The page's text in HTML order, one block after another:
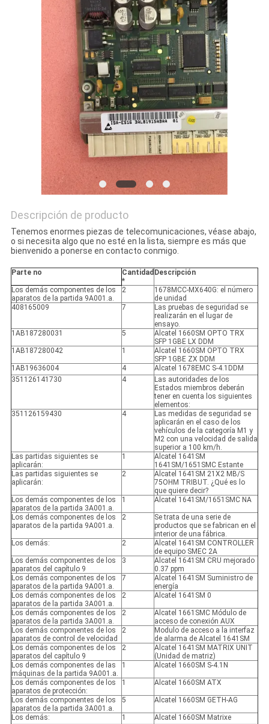
TRABAJO
SITEMAP
POLÍTICA
PRIVACIDAD
Descripción de producto
Tenemos enormes piezas de telecomunicaciones, véase abajo,
o si necesita algo que no esté en la lista, siempre es más que
bienvenido a ponerse en contacto conmigo.
Parte no
Cantidad
*
Descripción
Los demás componentes de los
aparatos de la partida 9A001.a.
2
1678MCC-MX640G: el número
de unidad
408165009
7
Las pruebas de seguridad se
realizarán en el lugar de
ensayo.
1AB187280031
5
Alcatel 1660SM OPTO TRX
SFP 1GBE LX DDM
1AB187280042
1
Alcatel 1660SM OPTO TRX
SFP 1GBE ZX DDM
1AB19636004
4
Alcatel 1678EMC S-4.1DDM
351126141730
4
Las autoridades de los
Estados miembros deberán
tener en cuenta los siguientes
elementos:
351126159430
4
Las medidas de seguridad se
aplicarán en el caso de los
vehículos de la categoría M1 y
M2 con una velocidad de salida
superior a 100 km/h.
Las partidas siguientes se
aplicarán:
1
Alcatel 1641SM
1641SM/1651SMC Estante
Las partidas siguientes se
aplicarán:
2
Alcatel 1641SM 21X2 MB/S
75OHM TRIBUT. ¿Qué es lo
que quiere decir?
Los demás componentes de los
aparatos de la partida 3A001.a.
1 Alcatel 1641SM/1651SMC NA
Los demás componentes de los
aparatos de la partida 9A001.a.
2
Se trata de una serie de
productos que se fabrican en el
interior de una fábrica.
Los demás:
2
Alcatel 1641SM CONTROLLER
de equipo SMEC 2A
Los demás componentes de los
aparatos del capítulo 9
3
Alcatel 1641SM CRU mejorado
0.37 ppm
Los demás componentes de los
aparatos de la partida 9A001.a.
7
Alcatel 1641SM Suministro de
energía
Los demás componentes de los
aparatos de la partida 3A001.a.
2 Alcatel 1641SM 0
Los demás componentes de los
aparatos de la partida 3A001.a.
2
Alcatel 1661SMC Módulo de
acceso de conexión AUX
Los demás componentes de los
aparatos de control de velocidad
2
Modulo de acceso a la interfaz
de alarma de Alcatel 1641SM
Los demás componentes de los
aparatos del capítulo 9
2
Alcatel 1641SM MATRIX UNIT
(Unidad de matriz)
Los demás componentes de las
máquinas de la partida 9A001.a.
1 Alcatel 1660SM S-4.1N
Los demás componentes de los
aparatos de protección:
1 Alcatel 1660SM ATX
Los demás componentes de los
aparatos de la partida 3A001.a.
5 Alcatel 1660SM GETH-AG
Los demás: 1
Alcatel 1660SM Matrixe